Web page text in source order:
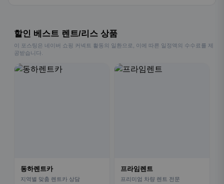
할인 베스트 렌트/리스 상품
이 포스팅은 네이버 쇼핑 커넥트 활동의 일환으로, 이에 따른 일정액의 수수료를 제
공받습니다.
동하렌트카
지역별 맞춤 렌트카 상담
프라임렌트
프리미엄 차량 렌트 전문